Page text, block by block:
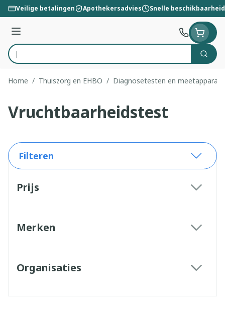
Ga naar de inhoud
Veilige betalingen Apothekersadvies Snelle beschikbaarheid
Menu
Product, merk, categorie...
Zoek
Home / Thuiszorg en EHBO / Diagnosetesten en
Vruchtbaarheidstest
Filteren
Prijs
Merken
Organisaties